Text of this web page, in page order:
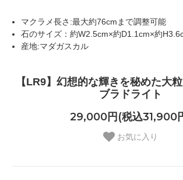
マクラメ長さ:最大約76cmまで調整可能
石のサイズ：約W2.5cm×約D1.1cm×約
産地:マダガスカル
【LR9】幻想的な輝きを秘めた大
ブラドライト
29,000円(税込31,900
お気に入り